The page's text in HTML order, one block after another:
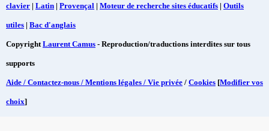
clavier | Latin | Provençal | Moteur de recherche sites éducatifs | Outils
utiles | Bac d'anglais
CopyrightLaurent Camus - Reproduction/traductions interdites sur tous
supports
Aide / Contactez-nous / Mentions légales / Vie privée / Cookies [Modifier vos
choix]